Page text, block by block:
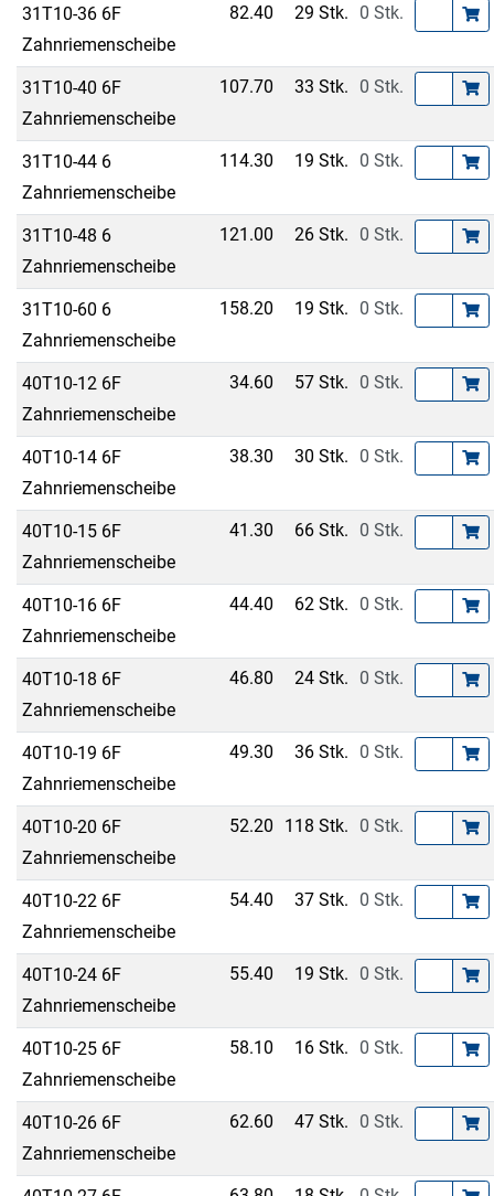
31T10-36 6F
Zahnriemenscheibe
82.40 29 Stk. 0 Stk.
31T10-40 6F
Zahnriemenscheibe
107.70 33 Stk. 0 Stk.
31T10-44 6
Zahnriemenscheibe
114.30 19 Stk. 0 Stk.
31T10-48 6
Zahnriemenscheibe
121.00 26 Stk. 0 Stk.
31T10-60 6
Zahnriemenscheibe
158.20 19 Stk. 0 Stk.
40T10-12 6F
Zahnriemenscheibe
34.60 57 Stk. 0 Stk.
40T10-14 6F
Zahnriemenscheibe
38.30 30 Stk. 0 Stk.
40T10-15 6F
Zahnriemenscheibe
41.30 66 Stk. 0 Stk.
40T10-16 6F
Zahnriemenscheibe
44.40 62 Stk. 0 Stk.
40T10-18 6F
Zahnriemenscheibe
46.80 24 Stk. 0 Stk.
40T10-19 6F
Zahnriemenscheibe
49.30 36 Stk. 0 Stk.
40T10-20 6F
Zahnriemenscheibe
52.20 118 Stk. 0 Stk.
40T10-22 6F
Zahnriemenscheibe
54.40 37 Stk. 0 Stk.
40T10-24 6F
Zahnriemenscheibe
55.40 19 Stk. 0 Stk.
40T10-25 6F
Zahnriemenscheibe
58.10 16 Stk. 0 Stk.
40T10-26 6F
Zahnriemenscheibe
62.60 47 Stk. 0 Stk.